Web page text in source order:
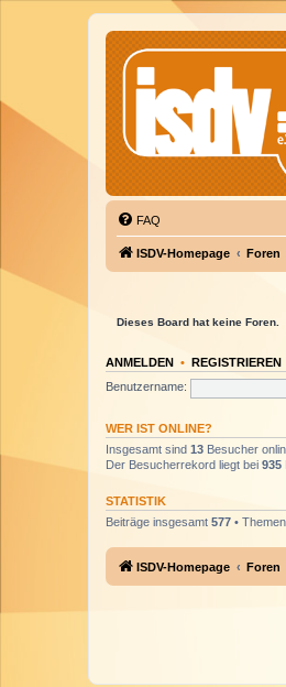
FAQ
ISDV-Homepage Foren
Dieses Board hat keine Foren.
ANMELDEN • REGISTRIEREN
Benutzername:
WER IST ONLINE?
Insgesamt sind 13 Besucher
Der Besucherrekord liegt bei 935
STATISTIK
Beiträge insgesamt 577 •
ISDV-Homepage Foren